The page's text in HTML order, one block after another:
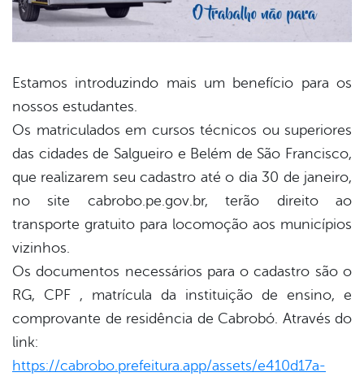
Estamos introduzindo mais um benefício para os
nossos estudantes.
Os matriculados em cursos técnicos ou superiores
das cidades de Salgueiro e Belém de São Francisco,
que realizarem seu cadastro até o dia 30 de janeiro,
no site cabrobo.pe.gov.br, terão direito ao
transporte gratuito para locomoção aos municípios
vizinhos.
Os documentos necessários para o cadastro são o
RG, CPF , matrícula da instituição de ensino, e
comprovante de residência de Cabrobó. Através do
link:
https://cabrobo.prefeitura.app/assets/e410d17a-